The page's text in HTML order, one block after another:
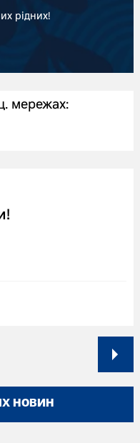
рідних!
мережах:
НОВИН